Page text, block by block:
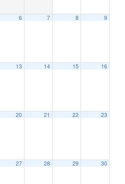
6 7 8 9
13 14 15 16
20 21 22 23
27 28 29 30